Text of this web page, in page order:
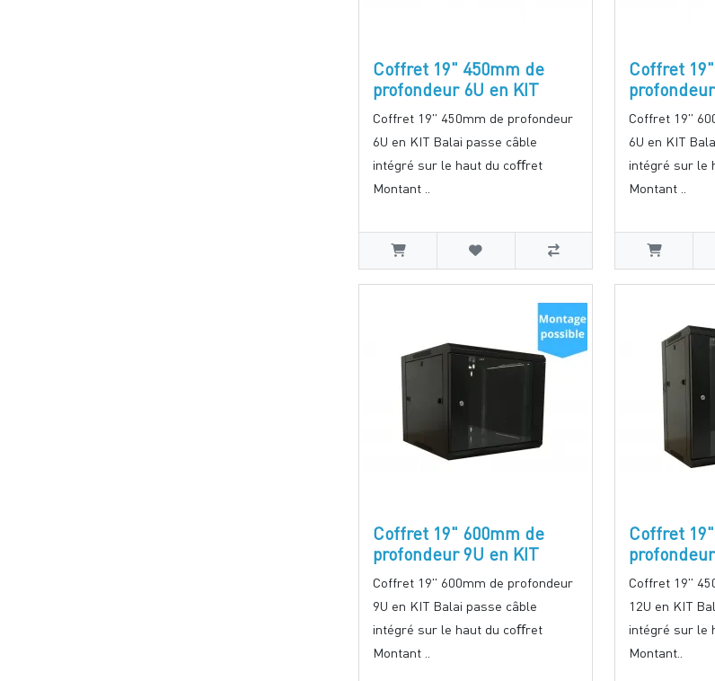
Coffret 19" 450mm de
profondeur 6U en KIT
Coffret 19" 450mm de profondeur
6U en KIT Balai passe câble
intégré sur le haut du coﬀret
Montant ..
Coffret
Coffret 19"
6U en KIT
intégré sur le
Montant ..
Coffret 19" 600mm de
profondeur 9U en KIT
Coffret 19" 600mm de profondeur
9U en KIT Balai passe câble
intégré sur le haut du coﬀret
Montant ..
Coffret
Coffret 19"
12U en KIT
intégré sur le
Montant..